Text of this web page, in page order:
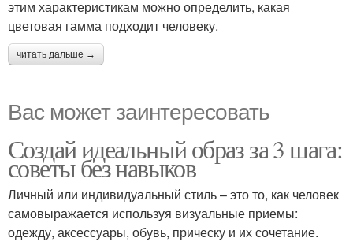
этим характеристикам можно определить, какая
цветовая гамма подходит человеку.
читать дальше →
Вас может заинтересовать
Создай идеальный образ за 3 шага:
советы без навыков
Личный или индивидуальный стиль – это то, как человек
самовыражается используя визуальные приемы:
одежду, аксессуары, обувь, прическу и их сочетание.